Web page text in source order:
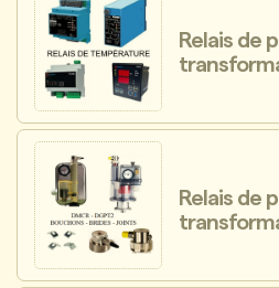
Relais de
Relais de